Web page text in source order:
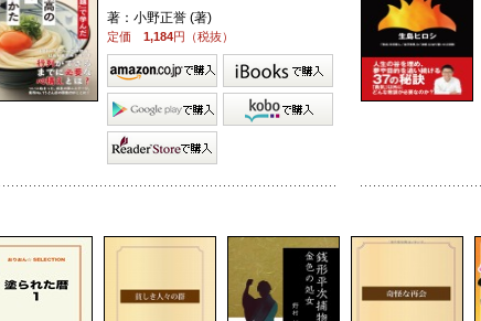
著：小野正誉 (著)
定価 1,184円（税抜）